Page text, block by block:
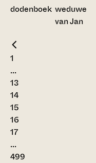
weduwe
van Jan
1
...
13
14
15
16
17
...
499